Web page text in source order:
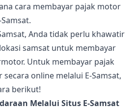
cara membayar pajak motor
Anda tidak perlu khawatir
samsat untuk membayar
Untuk membayar pajak
online melalui E-Samsat,
berikut!
Melalui Situs E-Samsat